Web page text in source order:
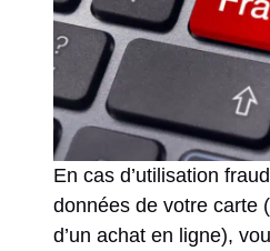
En cas d’utilisation
données de votre carte
d’un achat en ligne),